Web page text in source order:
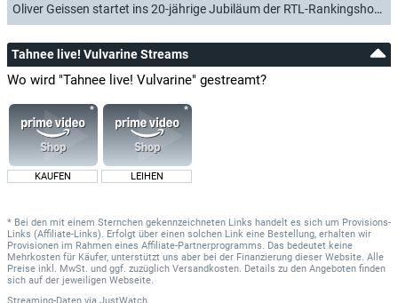
Oliver Geissen startet ins 20-jährige Jubiläum der RTL-Rankingshow (26.07.2023)
Tahnee live! Vulvarine Streams
Wo wird "Tahnee live! Vulvarine" gestreamt?
KAUFEN LEIHEN
* Bei den mit einem Sternchen gekennzeichneten Links handelt es sich um Provisions-
Links (Affiliate-Links). Erfolgt über einen solchen Link eine Bestellung, erhalten wir
Provisionen im Rahmen eines Affiliate-Partnerprogramms. Das bedeutet keine
Mehrkosten für Käufer, unterstützt uns aber bei der Finanzierung dieser Website. Alle
Preise inkl. MwSt. und ggf. zuzüglich Versandkosten. Details zu den Angeboten finden
sich auf der jeweiligen Webseite.